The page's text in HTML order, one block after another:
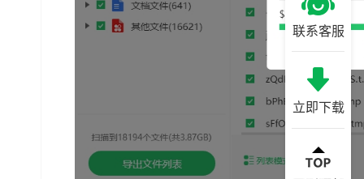
联系客服
立即下载